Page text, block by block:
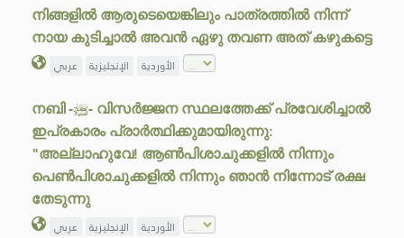
നിങ്ങളിൽ ആരുടെയെങ്കിലും പാത്രത്തിൽ നിന്ന്
നായ കുടിച്ചാൽ അവൻ ഏഴു തവണ അത് കഴുകട്ടെ
عربي الإنجليزية الأوردية
നബി -ﷺ- വിസർജ്ജന സ്ഥലത്തേക്ക് പ്രവേശിച്ചാൽ
ഇപ്രകാരം പ്രാർത്ഥിക്കുമായിരുന്നു:
"അല്ലാഹുവേ! ആൺപിശാചുക്കളിൽ നിന്നും
പെൺപിശാചുക്കളിൽ നിന്നും ഞാൻ നിന്നോട് രക്ഷ
തേടുന്നു
عربي الإنجليزية الأوردية